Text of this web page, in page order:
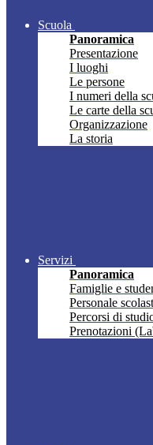
Scuola
Panoramica
Presentazione
I luoghi
Le persone
I numeri della
Le carte della
Organizzazione
La storia
Servizi
Panoramica
Famiglie e
Personale
Percorsi di
Prenotazioni